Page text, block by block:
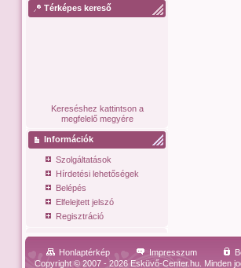
Térképes kereső
Kereséshez kattintson a
megfelelő megyére
Információk
Szolgáltatások
Hírdetési lehetőségek
Belépés
Elfelejtett jelszó
Regisztráció
Honlaptérkép Impresszum
Copyright © 2007 - 2026 Esküvő-Center.hu. Minden